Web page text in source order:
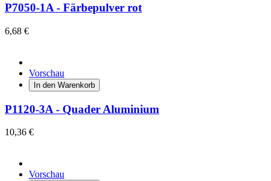
P7050-1A - Färbepulver rot
6,68 €
Vorschau
In den Warenkorb
P1120-3A - Quader Aluminium
10,36 €
Vorschau